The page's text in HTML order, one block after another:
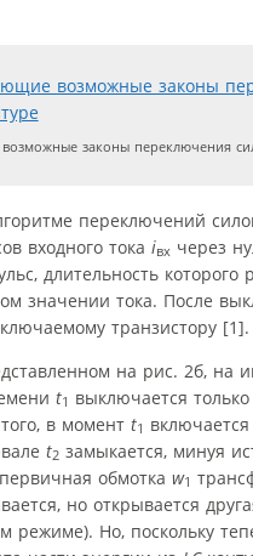
законы переключения
переключений
входного тока iвх через
длительность которого
значении тока. После
транзистору [1].
на рис. 2б, на
t1 выключается
в момент t1
t2 замыкается, минуя
обмотка w1
но открывается
режиме). Но, поскольку